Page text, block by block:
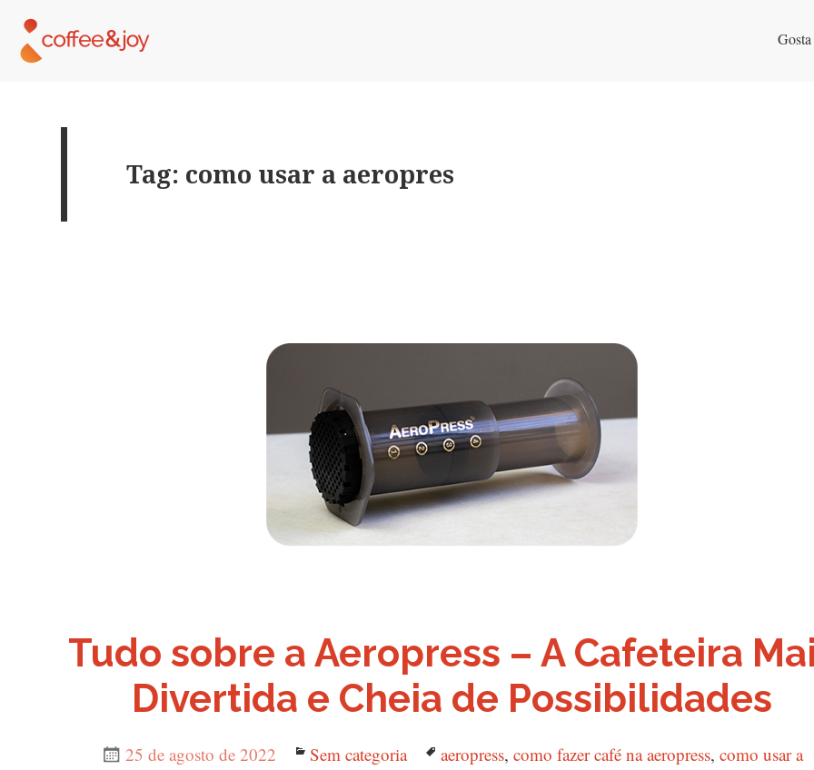
Tag: como usar a aeropres
Tudo sobre a Aeropress – A Cafeteira
Divertida e Cheia de Possibilidades
Publicado
25 de agosto de 2022 Categorias
Sem categoria Tags
aeropress, como fazer café na aeropress, como usar a